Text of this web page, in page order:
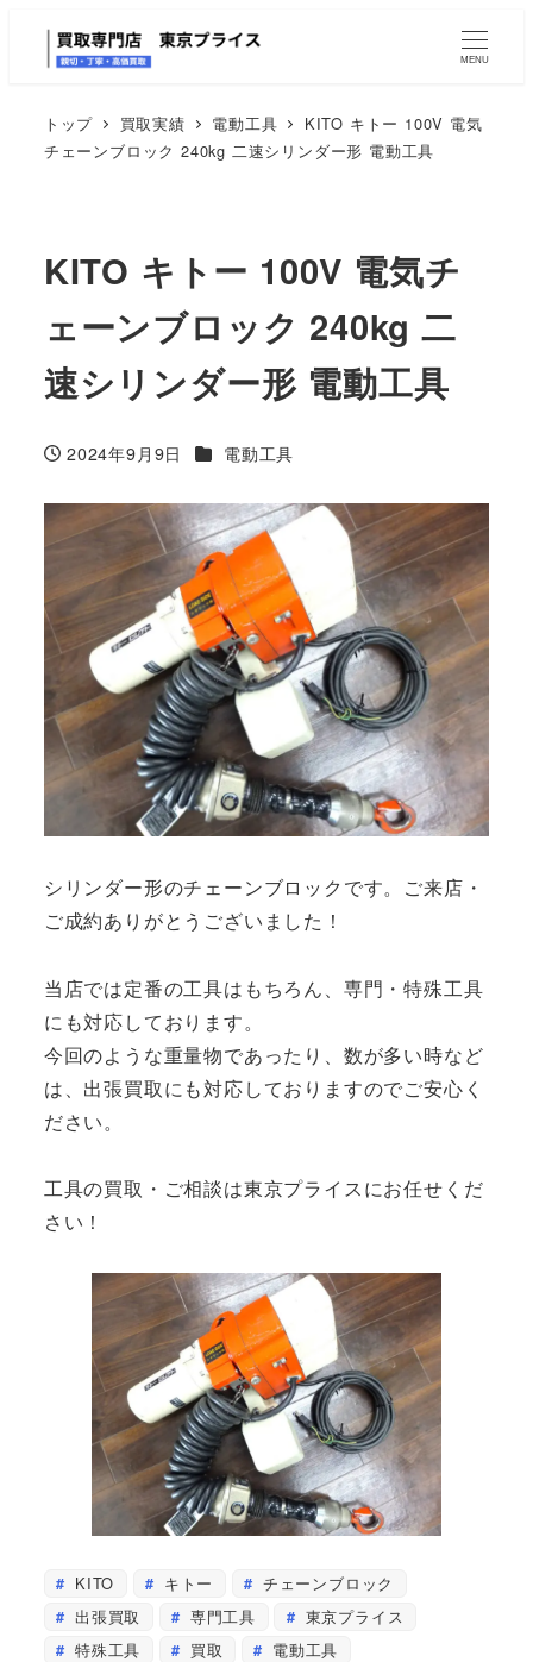
MENU
トップ 買取実績 電動工具
KITO キトー 100V 電気
チェーンブロック 240kg 二速シリンダー形 電動工具
KITO キトー 100V 電気チ
ェーンブロック 240kg 二
速シリンダー形 電動工具
投稿日
2024年9月9日 カテゴリー
電動工具
シリンダー形のチェーンブロックです。ご来店・
ご成約ありがとうございました！
当店では定番の工具はもちろん、専門・特殊工具
にも対応しております。
今回のような重量物であったり、数が多い時など
は、出張買取にも対応しておりますのでご安心く
ださい。
工具の買取・ご相談は東京プライスにお任せくだ
さい！
KITO キトー
チェーンブロック
出張買取
専門工具
東京プライス
特殊工具
買取 電動工具